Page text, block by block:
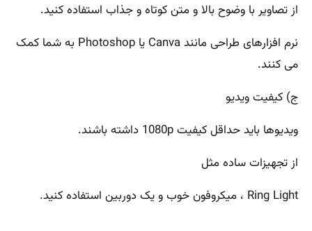
از تصاویر با وضوح بالا و متن کوتاه و جذاب استفاده کنید.
نرم افزارهای طراحی مانند Canva یا Photoshop به شما کمک
می کنند.
ج) کیفیت ویدیو
ویدیوها باید حداقل کیفیت 1080p داشته باشند.
از تجهیزات ساده مثل
Ring Light ، میکروفون خوب و یک دوربین استفاده کنید.